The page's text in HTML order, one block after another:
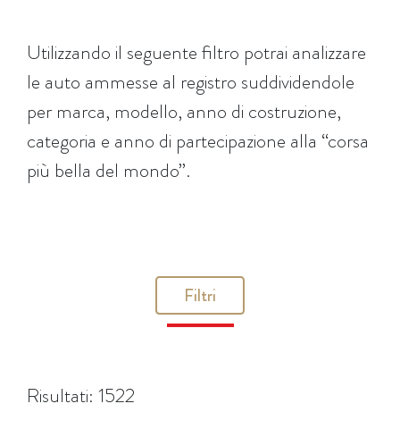
Utilizzando il seguente filtro potrai analizzare
le auto ammesse al registro suddividendole
per marca, modello, anno di costruzione,
categoria e anno di partecipazione alla “corsa
più bella del mondo”.
Filtri
Risultati: 1522